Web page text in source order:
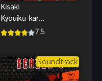
Kisaki
Kyouiku kara
Nigetai
บทเรียนเจ้า
หญิง
7.5
Soundtrack